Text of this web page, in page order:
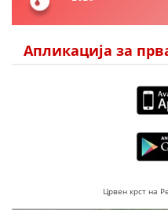
Апликација за
Црвен крст на